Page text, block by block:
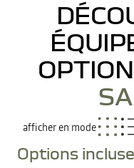
afficher en mode
Options